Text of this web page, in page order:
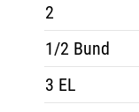
2
1/2 Bund
3 EL